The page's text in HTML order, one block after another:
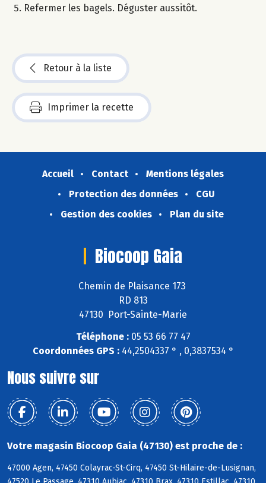
Refermer les bagels. Déguster aussitôt.
Retour à la liste
Imprimer la recette
Accueil Contact
Mentions légales
Protection des données
CGU
Gestion des cookies
Plan du site
Biocoop Gaia
Chemin de Plaisance 173
RD 813
47130 Port-Sainte-Marie
Téléphone :05 53 66 77 47
Coordonnées GPS :44,2504337 ° , 0,3837534 °
Nous suivre sur
Votre magasin Biocoop Gaia (47130) est proche de :
47000 Agen, 47450 Colayrac-St-Cirq, 47450 St-Hilaire-de-Lusignan,